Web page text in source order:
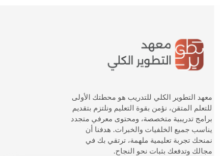
معهد التطوير الكلي للتدريب هو محطتك الأولى
للتعلم المتقن، نؤمن بقوة التعليم ونلتزم بتقديم
برامج تدريبية متخصصة، ومحتوى معرفي متجدد
يناسب جميع الخلفيات والخبرات. هدفنا أن
نمنحك تجربة تعليمية ملهمة، ترتقي بك في
مجالك وتدفعك بثبات نحو النجاح.